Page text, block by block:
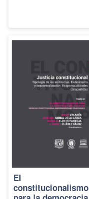
El
constitucionalismo